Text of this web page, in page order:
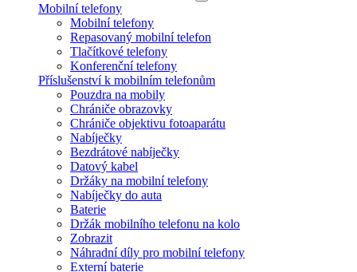
Mobilní telefony
Mobilní telefony
Repasovaný mobilní telefon
Tlačítkové telefony
Konferenční telefony
Příslušenství k mobilním telefonům
Pouzdra na mobily
Chrániče obrazovky
Chrániče objektivu fotoaparátu
Nabíječky
Bezdrátové nabíječky
Datový kabel
Držáky na mobilní telefony
Nabíječky do auta
Baterie
Držák mobilního telefonu na kolo
Zobrazit
Náhradní díly pro mobilní telefony
Externí baterie